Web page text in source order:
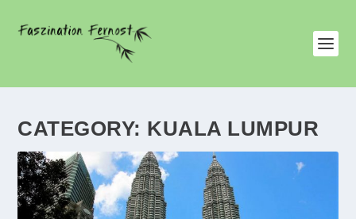
CATEGORY: KUALA LUMPUR